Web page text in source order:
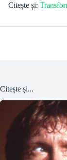
Citește și:
Citește și...